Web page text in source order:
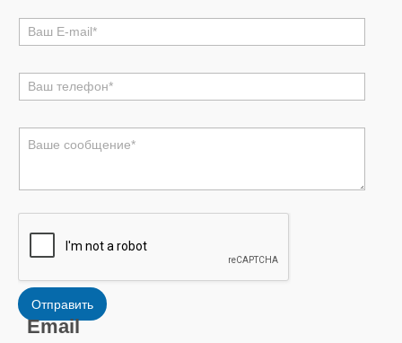
电
邮
电
话
论
息
*
Отправить
Email